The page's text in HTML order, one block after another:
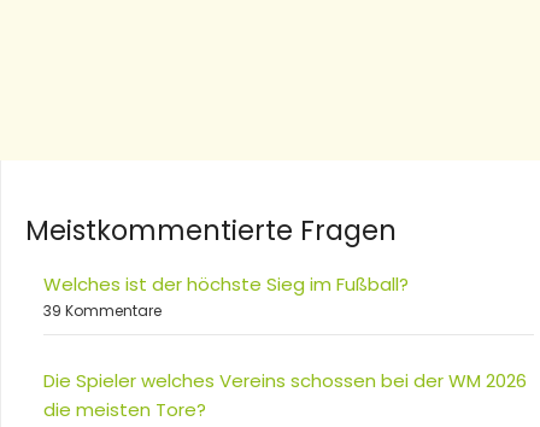
Meistkommentierte Fragen
Welches ist der höchste Sieg im Fußball?
39 Kommentare
Die Spieler welches Vereins schossen bei der WM 2026
die meisten Tore?